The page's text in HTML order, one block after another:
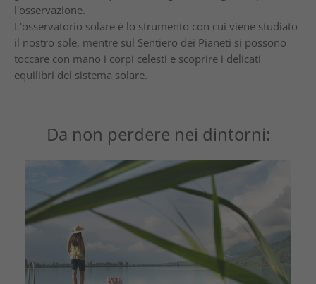
l'osservazione.
L'osservatorio solare è lo strumento con cui viene studiato
il nostro sole, mentre sul Sentiero dei Pianeti si possono
toccare con mano i corpi celesti e scoprire i delicati
equilibri del sistema solare.
Da non perdere nei dintorni: